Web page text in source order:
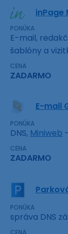
inPage
PONÚKA
E-mail,
šablóny a
CENA
ZADARMO
E-mail
PONÚKA
DNS, Miniweb
CENA
ZADARMO
PONÚKA
správa DNS